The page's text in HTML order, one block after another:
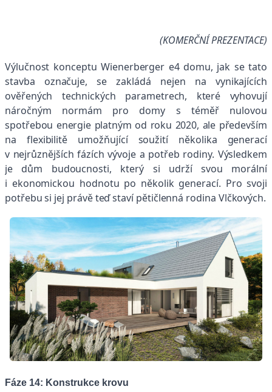
(KOMERČNÍ PREZENTACE)
Výlučnost konceptu Wienerberger e4 domu, jak se tato
stavba označuje, se zakládá nejen na vynikajících
ověřených technických parametrech, které vyhovují
náročným normám pro domy s téměř nulovou
spotřebou energie platným od roku 2020, ale především
na flexibilitě umožňující soužití několika generací
v nejrůznějších fázích vývoje a potřeb rodiny. Výsledkem
je dům budoucnosti, který si udrží svou morální
i ekonomickou hodnotu po několik generací. Pro svoji
potřebu si jej právě teď staví pětičlenná rodina Vlčkových.
Fáze 14: Konstrukce krovu